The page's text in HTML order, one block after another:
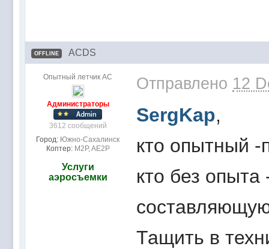
OFFLINE ACDS
Опытный летчик АС
Администраторы
3612 сообщений
Город: Южно-Сахалинск
Коптер: M2P, AE2P
Услуги
аэросъемки
Отправлено 12
SergKap,
кто опытный -
кто без опыта
Тащить в